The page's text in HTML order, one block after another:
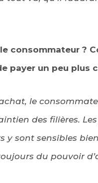
consommateur ?
payer un peu plus
le
des filières.
y sont sensibles
du pouvoir